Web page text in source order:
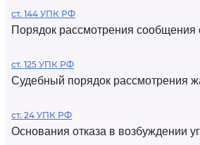
ст. 144 УПК РФ
Порядок рассмотрения сообщения
ст. 125 УПК РФ
Судебный порядок рассмотрения
ст. 24 УПК РФ
Основания отказа в возбуждении